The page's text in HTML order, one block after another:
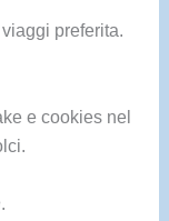
preferita.
e cookies nel
.